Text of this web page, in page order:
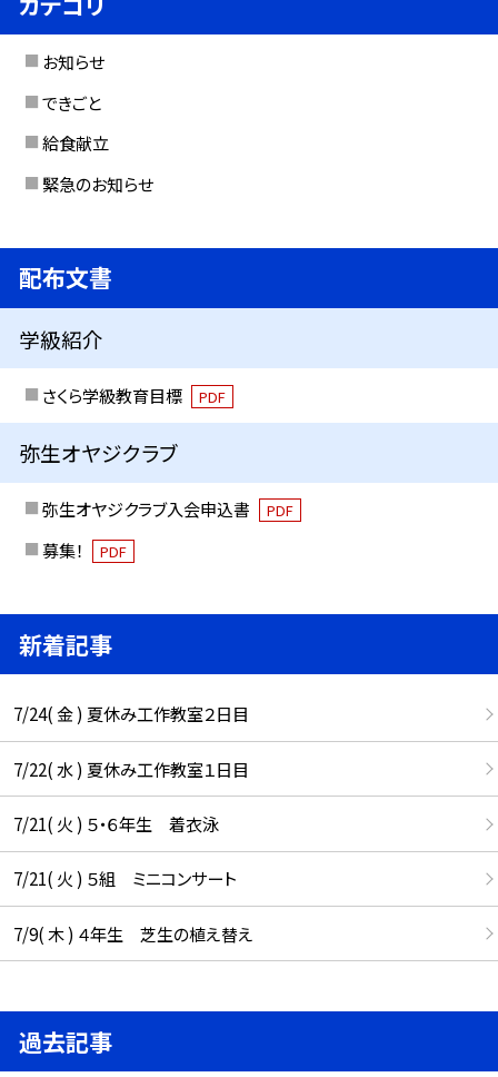
お知らせ
できごと
給食献立
緊急のお知らせ
配布文書
学級紹介
さくら学級教育目標 PDF
弥生オヤジクラブ
弥生オヤジクラブ入会申込書 PDF
募集！ PDF
新着記事
7/24( 金 ) 夏休み工作教室２日目
7/22( 水 ) 夏休み工作教室１日目
7/21( 火 ) ５・６年生 着衣泳
7/21( 火 ) ５組 ミニコンサート
7/9( 木 ) ４年生 芝生の植え替え
過去記事